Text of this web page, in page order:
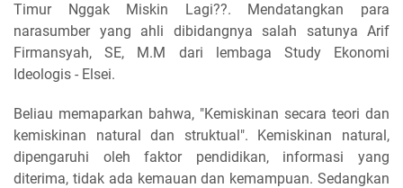
Timur Nggak Miskin Lagi??. Mendatangkan para
narasumber yang ahli dibidangnya salah satunya Arif
Firmansyah, SE, M.M dari lembaga Study Ekonomi
Ideologis - Elsei.
Beliau memaparkan bahwa, "Kemiskinan secara teori dan
kemiskinan natural dan struktual". Kemiskinan natural,
dipengaruhi oleh faktor pendidikan, informasi yang
diterima, tidak ada kemauan dan kemampuan. Sedangkan